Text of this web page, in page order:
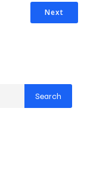
Next
Search